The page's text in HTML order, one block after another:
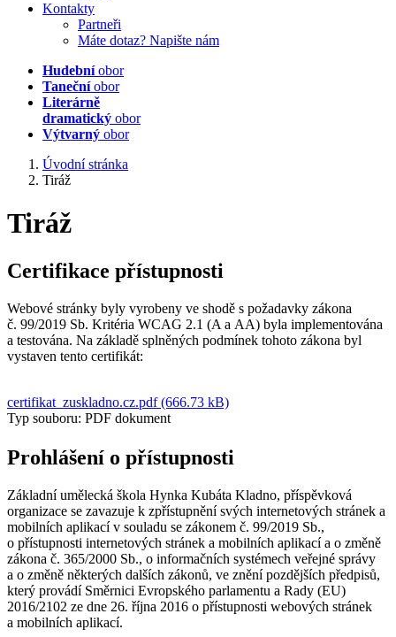
Kontakty
Partneři
Máte dotaz? Napište nám
Hudebníobor
Tanečníobor
Literárně
dramatický obor
Výtvarný obor
Úvodní stránka
Tiráž
Tiráž
Certifikace přístupnosti
Webové stránky byly vyrobeny ve shodě s požadavky zákona
č. 99/2019 Sb. Kritéria WCAG 2.1 (A a AA) byla implementována
a testována. Na základě splněných podmínek tohoto zákona byl
vystaven tento certifikát:
certifikat_zuskladno.cz.pdf (666.73 kB)
Typ souboru: PDF dokument
Prohlášení o přístupnosti
Základní umělecká škola Hynka Kubáta Kladno, příspěvková
organizace se zavazuje k zpřístupnění svých internetových stránek a
mobilních aplikací v souladu se zákonem č. 99/2019 Sb.,
o přístupnosti internetových stránek a mobilních aplikací a o změně
zákona č. 365/2000 Sb., o informačních systémech veřejné správy
a o změně některých dalších zákonů, ve znění pozdějších předpisů,
který provádí Směrnici Evropského parlamentu a Rady (EU)
2016/2102 ze dne 26. října 2016 o přístupnosti webových stránek
a mobilních aplikací.